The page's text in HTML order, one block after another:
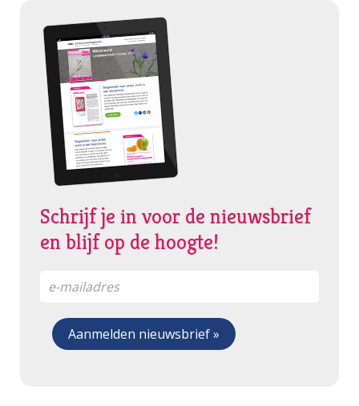
Schrijf je in voor de nieuwsbrief
en blijf op de hoogte!